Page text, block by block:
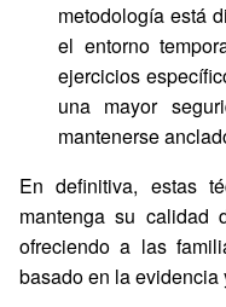
metodología está
el entorno
ejercicios
una mayor
mantenerse
En definitiva, estas
mantenga su calidad
ofreciendo a las
basado en la evidencia